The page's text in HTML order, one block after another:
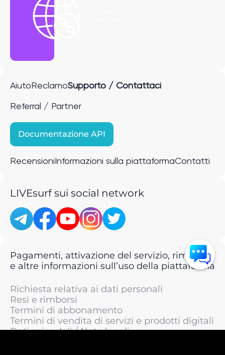
Aiuto ReclamoSupporto / Contattaci
Referral / Partner
Documentazione API
Recensioni Informazioni sulla piattaformaContatti
LIVEsurf sui social network
Pagamenti, attivazione del servizio, rimborsi
e altre informazioni sull’uso della piattaforma
Richiesta relativa ai dati personali
Resi e rimborsi
Termini di abbonamento
Termini di vendita di servizi e prodotti digitali
Dati aziendali / Note legali